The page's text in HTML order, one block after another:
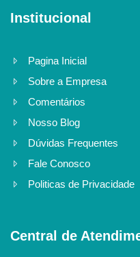
Institucional
Pagina Inicial
Sobre a Empresa
Comentários
Nosso Blog
Dúvidas Frequentes
Fale Conosco
Politicas de Privacidade
Central de